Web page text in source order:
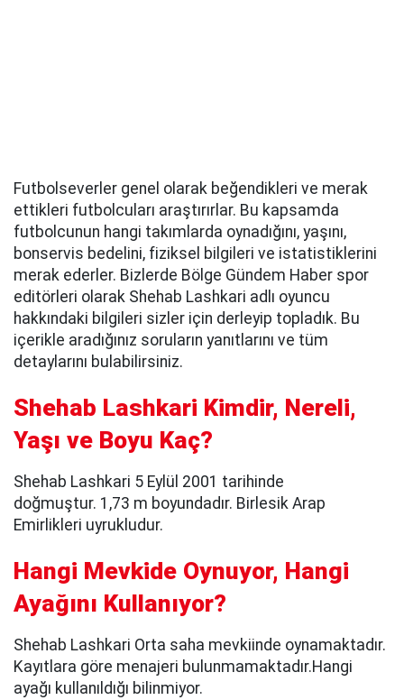
Futbolseverler genel olarak beğendikleri ve merak
ettikleri futbolcuları araştırırlar. Bu kapsamda
futbolcunun hangi takımlarda oynadığını, yaşını,
bonservis bedelini, fiziksel bilgileri ve istatistiklerini
merak ederler. Bizlerde Bölge Gündem Haber spor
editörleri olarak Shehab Lashkari adlı oyuncu
hakkındaki bilgileri sizler için derleyip topladık. Bu
içerikle aradığınız soruların yanıtlarını ve tüm
detaylarını bulabilirsiniz.
Shehab Lashkari Kimdir, Nereli,
Yaşı ve Boyu Kaç?
Shehab Lashkari 5 Eylül 2001 tarihinde
doğmuştur. 1,73 m boyundadır. Birlesik Arap
Emirlikleri uyrukludur.
Hangi Mevkide Oynuyor, Hangi
Ayağını Kullanıyor?
Shehab Lashkari Orta saha mevkiinde oynamaktadır.
Kayıtlara göre menajeri bulunmamaktadır.Hangi
ayağı kullanıldığı bilinmiyor.